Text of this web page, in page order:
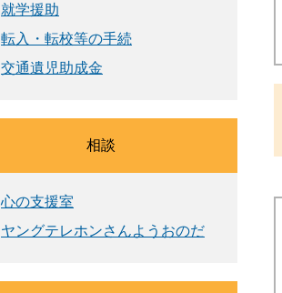
就学援助
転入・転校等の手続
交通遺児助成金
相談
心の支援室
ヤングテレホンさんようおのだ